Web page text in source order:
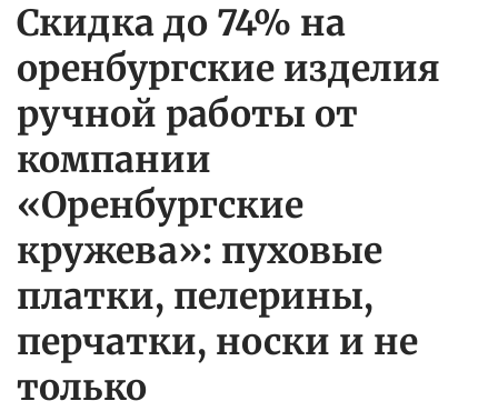
Скидка до 74% на
оренбургские изделия
ручной работы от
компании
«Оренбургские
кружева»: пуховые
платки, пелерины,
перчатки, носки и не
только